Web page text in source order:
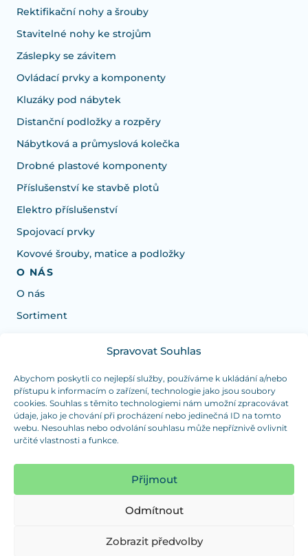
Spravovat Souhlas
Abychom poskytli co nejlepší služby, používáme k ukládání a/nebo
přístupu k informacím o zařízení, technologie jako jsou soubory
cookies. Souhlas s těmito technologiemi nám umožní zpracovávat
údaje, jako je chování při procházení nebo jedinečná ID na tomto
webu. Nesouhlas nebo odvolání souhlasu může nepříznivě ovlivnit
určité vlastnosti a funkce.
Přijmout
Odmítnout
Zobrazit předvolby
Rektifikační nohy a šrouby
Stavitelné nohy ke strojům
Záslepky se závitem
Ovládací prvky a komponenty
Kluzáky pod nábytek
Distanční podložky a rozpěry
Nábytková a průmyslová kolečka
Drobné plastové komponenty
Příslušenství ke stavbě plotů
Elektro příslušenství
Spojovací prvky
Kovové šrouby, matice a podložky
O NÁS
O nás
Sortiment
Potřebujete poradit s výběrem?
Jsme tu pro vás Pondělí-Čtvrtek od: 7:30 - 15:30 hodin
a Pátek od 7:30 - 14:30 hodin
info@dualpraha.cz +420 725 802 767
(platba pouze v hotovosti)
Jsme tu pro vás Pondělí-Čtvrtek od: 7:30 - 15:30 hodin
a Pátek od 7:30 - 14:30 hodin